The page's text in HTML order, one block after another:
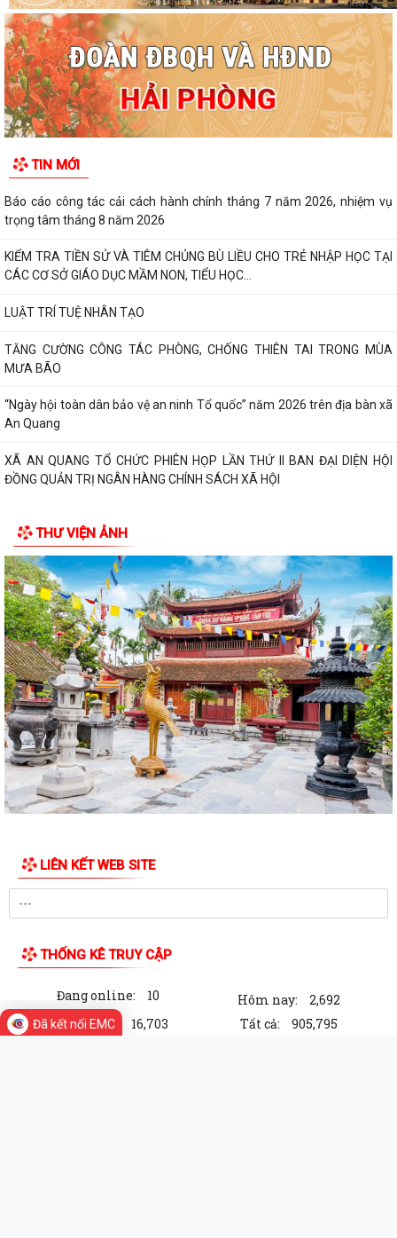
TIN MỚI
Báo cáo công tác cải cách hành chính tháng 7 năm 2026, nhiệm vụ
trọng tâm tháng 8 năm 2026
KIỂM TRA TIỀN SỬ VÀ TIÊM CHỦNG BÙ LIỀU CHO TRẺ NHẬP HỌC TẠI
CÁC CƠ SỞ GIÁO DỤC MẦM NON, TIỂU HỌC...
LUẬT TRÍ TUỆ NHÂN TẠO
TĂNG CƯỜNG CÔNG TÁC PHÒNG, CHỐNG THIÊN TAI TRONG MÙA
MƯA BÃO
“Ngày hội toàn dân bảo vệ an ninh Tổ quốc” năm 2026 trên địa bàn xã
An Quang
XÃ AN QUANG TỔ CHỨC PHIÊN HỌP LẦN THỨ II BAN ĐẠI DIỆN HỘI
ĐỒNG QUẢN TRỊ NGÂN HÀNG CHÍNH SÁCH XÃ HỘI
THƯ VIỆN ẢNH
LIÊN KẾT WEB SITE
THỐNG KÊ TRUY CẬP
Đang online: 10 Hôm nay:
2,692
Trong tuần:
16,703 Tất cả: 905,795
Đã kết nối EMC